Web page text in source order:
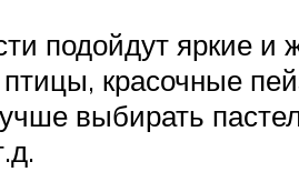
подойдут яркие
красочные
выбирать